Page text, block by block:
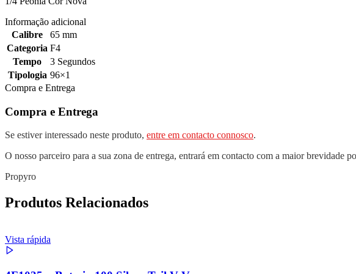
Informação adicional
Calibre
65 mm
Categoria F4
Tempo
3 Segundos
Tipologia 96×1
Compra e Entrega
Compra e Entrega
Se estiver interessado neste produto, entre em contacto connosco.
O nosso parceiro para a sua zona de entrega, entrará em contacto com a maior brevidade
Propyro
Produtos Relacionados
Vista rápida